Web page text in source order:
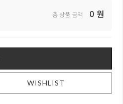
총 상품 금액 0 원
WISHLIST